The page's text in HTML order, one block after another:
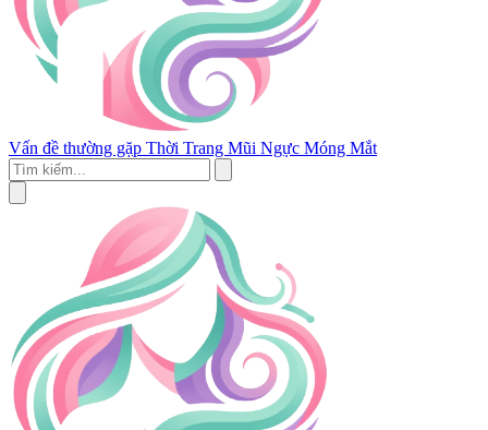
Vấn đề thường gặp Thời Trang Mũi Ngực Móng Mắt